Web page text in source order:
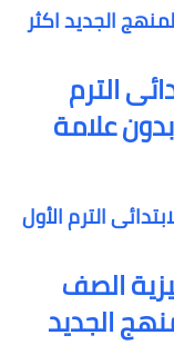
الأول المنهج الجديد اكثر
الترم
الأول المنهج الجديد 4 math بدون علامة
الترم الأول
الصف
الجديد